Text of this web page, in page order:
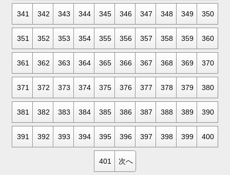
341 342 343 344 345 346 347 348 349 350
351 352 353 354 355 356 357 358 359 360
361 362 363 364 365 366 367 368 369 370
371 372 373 374 375 376 377 378 379 380
381 382 383 384 385 386 387 388 389 390
391 392 393 394 395 396 397 398 399 400
401 次へ